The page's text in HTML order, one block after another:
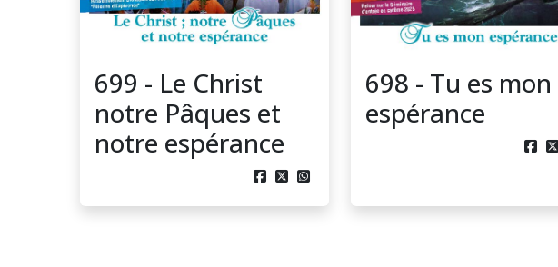
699 - Le Christ
notre Pâques et
notre espérance
  
698 - Tu es mon
espérance
 